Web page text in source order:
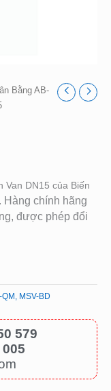
Bằng AB-
Van DN15 của Biến
Hàng chính hãng
được phép đổi
MSV-BD
579